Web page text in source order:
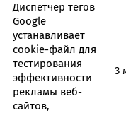
Диспетчер тегов
Google
устанавливает
cookie-файл для
тестирования
эффективности
рекламы веб-
сайтов,
3